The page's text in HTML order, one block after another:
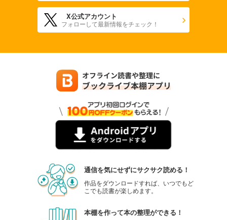
X公式アカウント
フォローして最新情報をチェック！
通信を気にせずにサクサク読める！
作品をダウンロードすれば、いつでもど
こでも読書が楽しめます。
本棚を作って本の整理ができる！